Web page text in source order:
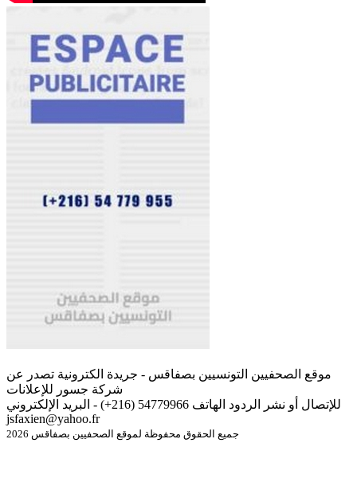
موقع الصحفيين التونسيين بصفاقس - جريدة الكترونية تصدر عن
شركة جسور للإعلانات
للإتصال أو نشر الردود الهاتف 54779966 (216+) - البريد الإلكتروني
jsfaxien@yahoo.fr
جميع الحقوق محفوظة لموقع الصحفيين بصفاقس 2026